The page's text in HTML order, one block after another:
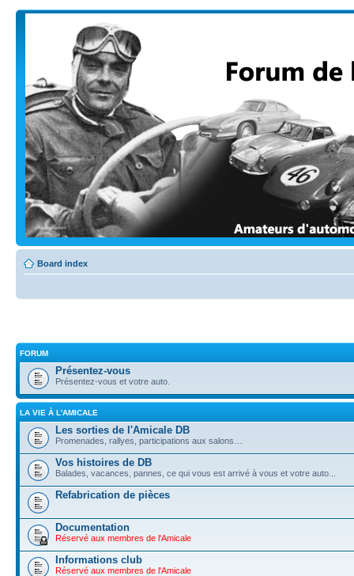
Board index
FORUM
Présentez-vous
Présentez-vous et votre auto.
LA VIE À L'AMICALE
Les sorties de l'Amicale DB
Promenades, rallyes, participations aux salons…
Vos histoires de DB
Balades, vacances, pannes, ce qui vous est arrivé à vous et votre auto...
Refabrication de pièces
Documentation
Réservé aux membres de l'Amicale
Informations club
Réservé aux membres de l'Amicale